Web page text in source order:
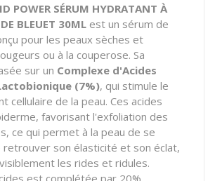
POWER SÉRUM HYDRATANT À
BLEUET 30ML est un sérum de
pour les peaux sèches et
ou à la couperose. Sa
sur un Complexe d'Acides
(7%), qui stimule le
cellulaire de la peau. Ces acides
favorisant l'exfoliation des
ce qui permet à la peau de se
son élasticité et son éclat,
les rides et ridules.
est complétée par 20%